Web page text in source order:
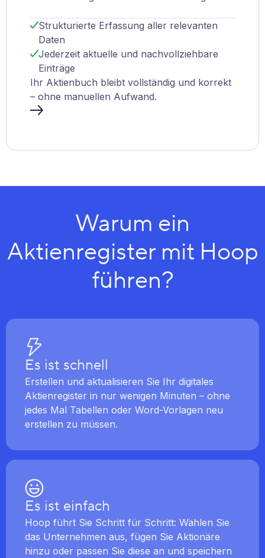
Strukturierte Erfassung aller relevanten
Daten
Jederzeit aktuelle und nachvollziehbare
Einträge
Ihr Aktienbuch bleibt vollständig und korrekt
– ohne manuellen Aufwand.
Warum ein
Aktienregister mit Hoop
führen?
Es ist schnell
Erstellen und aktualisieren Sie Ihr digitales
Aktienregister in nur wenigen Minuten – ohne
jedes Mal Tabellen oder Word-Vorlagen neu
erstellen zu müssen.
Es ist einfach
Hoop führt Sie Schritt für Schritt: Wählen Sie
das Unternehmen aus, fügen Sie Aktionäre
hinzu oder passen Sie diese an und speichern